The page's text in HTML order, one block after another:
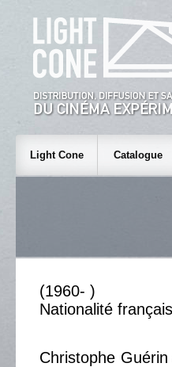
Light Cone Catalogue
(1960- )
Nationalité
Christophe